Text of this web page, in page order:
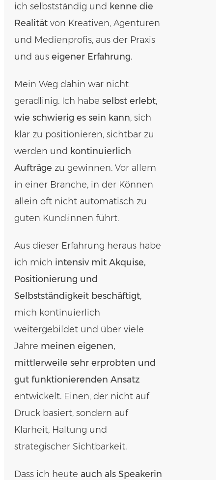
ich selbstständig und kenne die
Realität von Kreativen, Agenturen
und Medienprofis, aus der Praxis
und aus eigener Erfahrung.
Mein Weg dahin war nicht
geradlinig. Ich habe selbst erlebt,
wie schwierig es sein kann, sich
klar zu positionieren, sichtbar zu
werden und kontinuierlich
Aufträge zu gewinnen. Vor allem
in einer Branche, in der Können
allein oft nicht automatisch zu
guten Kund:innen führt.
Aus dieser Erfahrung heraus habe
ich mich intensiv mit Akquise,
Positionierung und
Selbstständigkeit beschäftigt,
mich kontinuierlich
weitergebildet und über viele
Jahre meinen eigenen,
mittlerweile sehr erprobten und
gut funktionierenden Ansatz
entwickelt. Einen, der nicht auf
Druck basiert, sondern auf
Klarheit, Haltung und
strategischer Sichtbarkeit.
Dass ich heute auch als Speakerin